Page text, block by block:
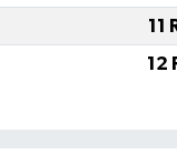
11
12